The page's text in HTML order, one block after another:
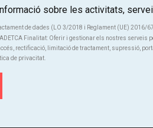
SUBSCRIU-TE
sobre les activitats,
de dades (LO 3/2018 i Reglament (UE) 2016/
Finalitat: Oferir i gestionar els nostres serveis
rectificació, limitació de tractament, supressió,
de privacitat.